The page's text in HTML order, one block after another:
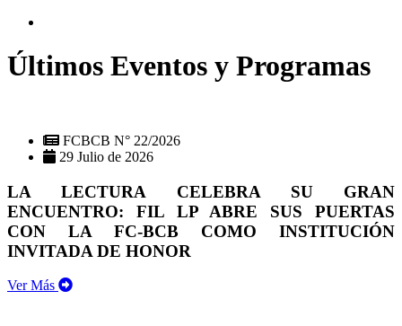
Últimos Eventos y Programas
FCBCB N° 22/2026
29 Julio de 2026
LA LECTURA CELEBRA SU GRAN
ENCUENTRO: FIL LP ABRE SUS PUERTAS
CON LA FC-BCB COMO INSTITUCIÓN
INVITADA DE HONOR
Ver Más